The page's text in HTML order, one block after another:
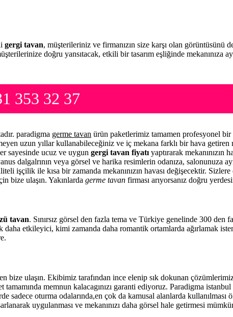
gergi tavan, müşterileriniz ve firmanızın size karşı olan görüntüsünü
doğru yansıtacak, etkili bir tasarım eşliğinde mekanınıza
353 32 37
paradigma germe tavan ürün paketlerimiz tamamen profesyonel
uzun yıllar kullanabileceğiniz ve iç mekana farklı bir hava getiren
sayesinde ucuz ve uygun gergi tavan fiyatı yaptırarak mekanınızın
dalgalrının veya görsel ve harika resimlerin odanıza, salonunuza
işçilik ile kısa bir zamanda mekanınızın havası değişecektir.
bize ulaşın. Yakınlarda germe tavan firması arıyorsanız doğru
tavan. Sınırsız görsel den fazla tema ve Türkiye genelinde 300 den
etkileyici, kimi zamanda daha romantik ortamlarda ağırlamak
ulaşın. Ekibimiz tarafından ince elenip sık dokunan
memnun kalacagınızı garanti ediyoruz. Paradigma istanbul
oturma odalarında,en çok da kamusal alanlarda kullanılması
uygulanması ve mekanınızı daha görsel hale getirmesi